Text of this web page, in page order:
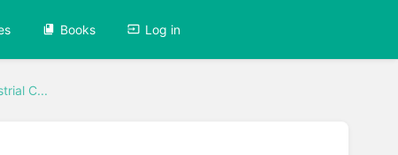
Books Log in
C...